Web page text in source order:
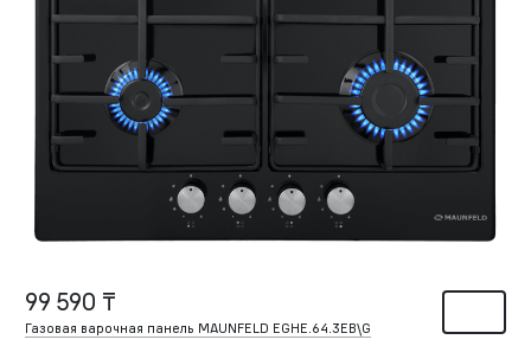
99 590 ₸
Газовая варочная панель MAUNFELD EGHE.64.3EB\G